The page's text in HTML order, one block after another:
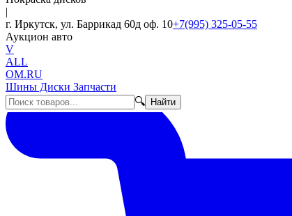
|
г. Иркутск, ул. Баррикад 60д оф. 10+7(995) 325-05-55
Аукцион авто
V
ALL
OM.RU
Шины Диски Запчасти
🔍
Найти